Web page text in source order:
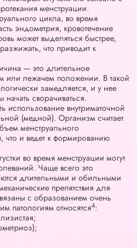
менструации.
цикла, во время
эндометрия, кровотечение
может выделяться быстрее,
что приводит к
— это длительное
лежачем положении. В такой
замедляется, и у нее
начать сворачиваться.
использование внутриматочной
(медной). Организм считает
менструального
что и ведет к формированию
во время менструации могут
Чаще всего это
длительными и обильными
препятствия для
с образованием очень
патологиям относятся4: